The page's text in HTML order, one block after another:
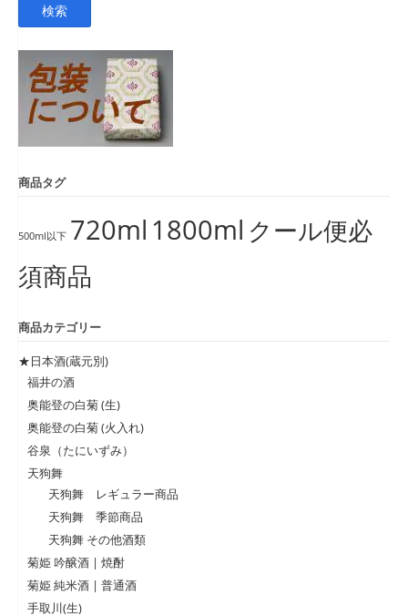
検索
商品タグ
500ml以下 720ml 1800ml クール便必
須商品
商品カテゴリー
★日本酒(蔵元別)
福井の酒
奥能登の白菊 (生)
奥能登の白菊 (火入れ)
谷泉（たにいずみ）
天狗舞
天狗舞 レギュラー商品
天狗舞 季節商品
天狗舞 その他酒類
菊姫 吟醸酒 | 焼酎
菊姫 純米酒 | 普通酒
手取川(生)